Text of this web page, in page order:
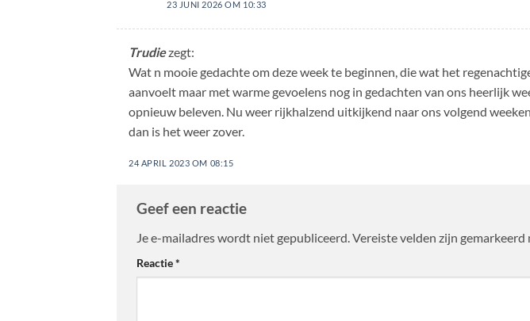
23 JUNI 2026 OM 10:33
Trudiezegt:
Wat n mooie gedachte om deze week te beginnen, die wat het
aanvoelt maar met warme gevoelens nog in gedachten van ons heerlijk
opnieuw beleven. Nu weer rijkhalzend uitkijkend naar ons volgend
dan is het weer zover.
24 APRIL 2023 OM 08:15
Geef een reactie
Je e-mailadres wordt niet gepubliceerd.Vereiste velden zijn gemarkeerd
Reactie*